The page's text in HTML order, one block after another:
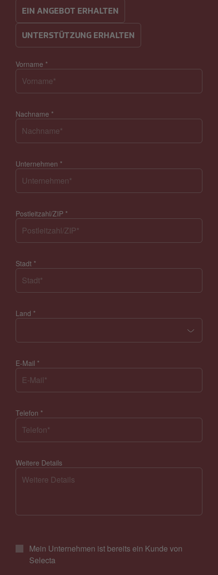
EIN ANGEBOT ERHALTEN
UNTERSTÜTZUNG ERHALTEN
Vorname *
Nachname *
Unternehmen *
Postleitzahl/ZIP *
Stadt *
Land *
E-Mail *
Telefon *
Weitere Details
Mein Unternehmen ist bereits ein Kunde von
Selecta